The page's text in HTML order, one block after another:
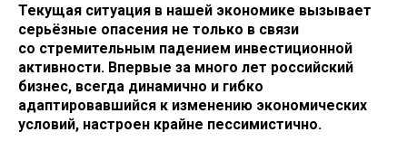
Текущая ситуация в нашей экономике вызывает
серьёзные опасения не только в связи
со стремительным падением инвестиционной
активности. Впервые за много лет российский
бизнес, всегда динамично и гибко
адаптировавшийся к изменению экономических
условий, настроен крайне пессимистично.